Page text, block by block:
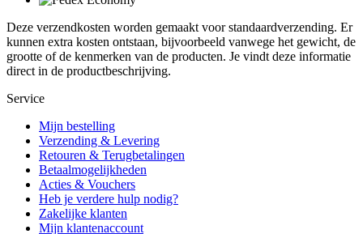
Deze verzendkosten worden gemaakt voor standaardverzending. Er
kunnen extra kosten ontstaan, bijvoorbeeld vanwege het gewicht, de
grootte of de kenmerken van de producten. Je vindt deze informatie
direct in de productbeschrijving.
Service
Mijn bestelling
Verzending & Levering
Retouren & Terugbetalingen
Betaalmogelijkheden
Acties & Vouchers
Heb je verdere hulp nodig?
Zakelijke klanten
Mijn klantenaccount